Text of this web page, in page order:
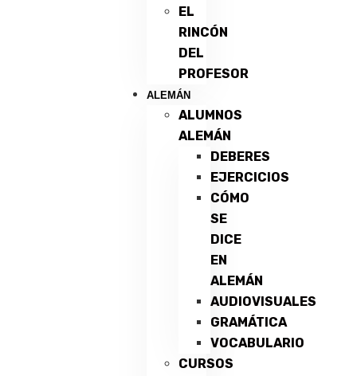
EL
RINCÓN
DEL
PROFESOR
ALEMÁN
ALUMNOS
ALEMÁN
DEBERES
EJERCICIOS
CÓMO
SE
DICE
EN
ALEMÁN
AUDIOVISUALES
GRAMÁTICA
VOCABULARIO
CURSOS